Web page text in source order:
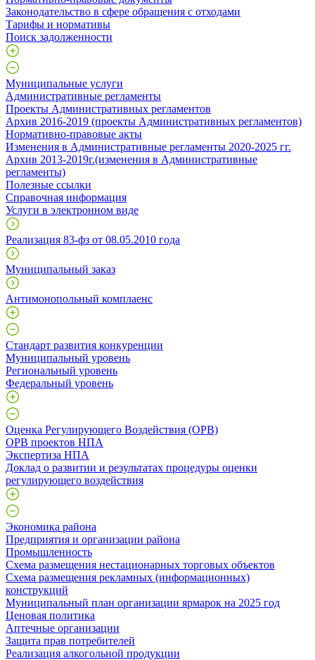
Законодательство в сфере обращения с отходами
Тарифы и нормативы
Поиск задолженности
Муниципальные услуги
Административные регламенты
Проекты Административных регламентов
Архив 2016-2019 (проекты Административных регламентов)
Нормативно-правовые акты
Изменения в Административные регламенты 2020-2025 гг.
Архив 2013-2019г.(изменения в Административные
регламенты)
Полезные ссылки
Справочная информация
Услуги в электронном виде
Реализация 83-фз от 08.05.2010 года
Муниципальный заказ
Антимонопольный комплаенс
Стандарт развития конкуренции
Муниципальный уровень
Региональный уровень
Федеральный уровень
Оценка Регулирующего Воздействия (ОРВ)
ОРВ проектов НПА
Экспертиза НПА
Доклад о развитии и результатах процедуры оценки
регулирующего воздействия
Экономика района
Предприятия и организации района
Промышленность
Схема размещения нестационарных торговых объектов
Схема размещения рекламных (информационных)
конструкций
Муниципальный план организации ярмарок на 2025 год
Ценовая политика
Аптечные организации
Защита прав потребителей
Реализация алкогольной продукции